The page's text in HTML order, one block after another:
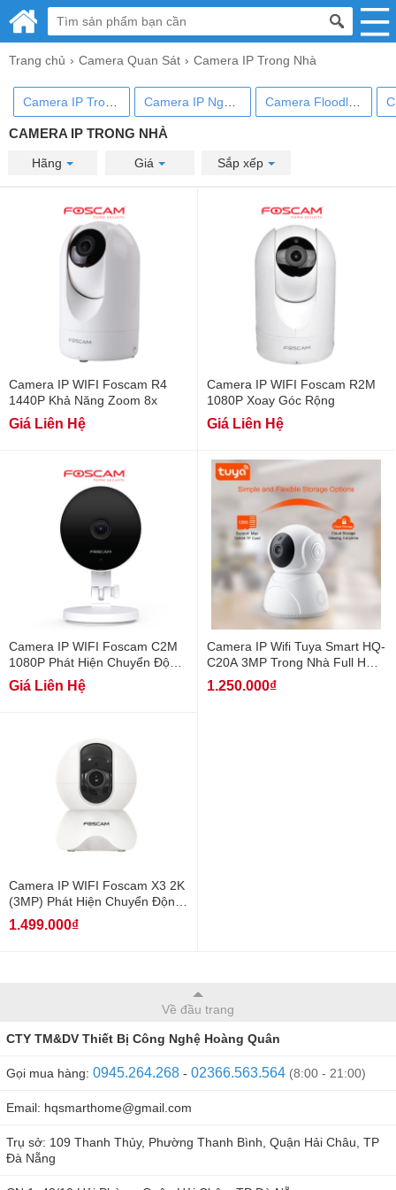
Trang chủ Camera Quan Sát Camera IP Trong Nhà
CAMERA IP TRONG NHÀ
Hãng Giá Sắp xếp
Camera IP WIFI Foscam R4
1440P Khả Năng Zoom 8x
Giá Liên Hệ
Camera IP WIFI Foscam R2M
1080P Xoay Góc Rộng
Giá Liên Hệ
Camera IP WIFI Foscam C2M
1080P Phát Hiện Chuyển Động
AI
Giá Liên Hệ
Camera IP Wifi Tuya Smart HQ-
C20A 3MP Trong Nhà Full HD
1080P
1.250.000₫
Camera IP WIFI Foscam X3 2K
(3MP) Phát Hiện Chuyển Động
AI
1.499.000₫
Về đầu trang
CTY TM&DV Thiết Bị Công Nghệ Hoàng Quân
Gọi mua hàng: 0945.264.268 - 02366.563.564 (8:00 - 21:00)
Email: hqsmarthome@gmail.com
Trụ sở: 109 Thanh Thủy, Phường Thanh Bình, Quận Hải Châu, TP
Đà Nẵng